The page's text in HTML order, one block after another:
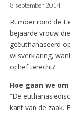
8 september 2014
Rumoer rond de
bejaarde vrouw
geëuthanaseerd
wilsverklaring,
ophef terecht?
Hoe gaan we
“De
kant van de zaak.